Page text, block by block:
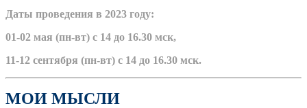
Даты проведения в 2023 году:
01-02 мая (пн-вт) с 14 до 16.30 мск,
11-12 сентября (пн-вт) с 14 до 16.30 мск.
МОИ МЫСЛИ